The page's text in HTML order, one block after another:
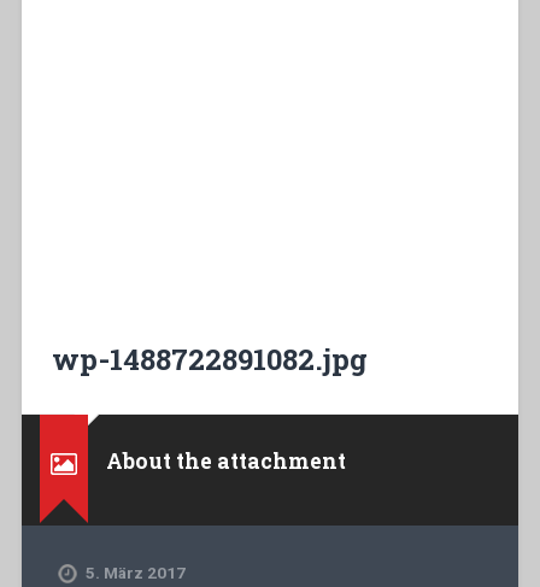
wp-1488722891082.jpg
About the attachment
5. März 2017